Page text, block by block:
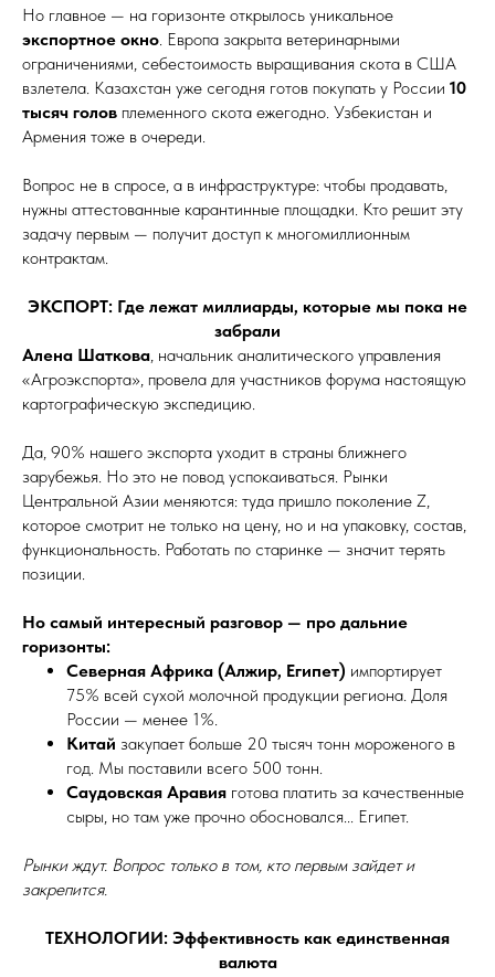
Но главное — на горизонте открылось уникальное
экспортное окно. Европа закрыта ветеринарными
ограничениями, себестоимость выращивания скота в США
взлетела. Казахстан уже сегодня готов покупать у России 10
тысяч голов племенного скота ежегодно. Узбекистан и
Армения тоже в очереди.
Вопрос не в спросе, а в инфраструктуре: чтобы продавать,
нужны аттестованные карантинные площадки. Кто решит эту
задачу первым — получит доступ к многомиллионным
контрактам.
ЭКСПОРТ: Где лежат миллиарды, которые мы пока не
забрали
Алена Шаткова, начальник аналитического управления
«Агроэкспорта», провела для участников форума настоящую
картографическую экспедицию.
Да, 90% нашего экспорта уходит в страны ближнего
зарубежья. Но это не повод успокаиваться. Рынки
Центральной Азии меняются: туда пришло поколение Z,
которое смотрит не только на цену, но и на упаковку, состав,
функциональность. Работать по старинке — значит терять
позиции.
Но самый интересный разговор — про дальние
горизонты:
Северная Африка (Алжир, Египет) импортирует
75% всей сухой молочной продукции региона. Доля
России — менее 1%.
Китай закупает больше 20 тысяч тонн мороженого в
год. Мы поставили всего 500 тонн.
Саудовская Аравия готова платить за качественные
сыры, но там уже прочно обосновался... Египет.
Рынки ждут. Вопрос только в том, кто первым зайдет и
закрепится.
ТЕХНОЛОГИИ: Эффективность как единственная
валюта